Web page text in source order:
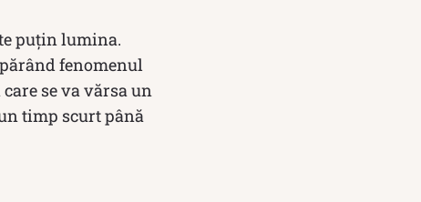
puțin lumina.
fenomenul
se va vărsa un
timp scurt până